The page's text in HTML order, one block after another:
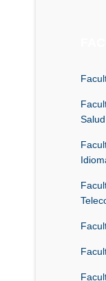
Salud